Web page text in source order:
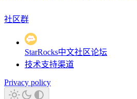
社区群
StarRocks中文社区论坛
技术支持渠道
Privacy policy